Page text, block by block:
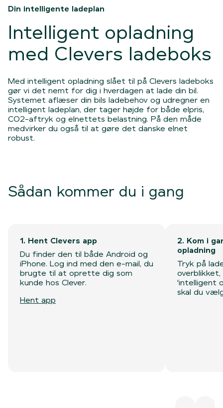
Din intelligente ladeplan
Intelligent opladning
med Clevers ladeboks
Med intelligent opladning slået til på Clevers ladeboks
gør vi det nemt for dig i hverdagen at lade din bil.
Systemet aflæser din bils ladebehov og udregner en
intelligent ladeplan, der tager højde for både elpris,
CO2-aftryk og elnettets belastning. På den måde
medvirker du også til at gøre det danske elnet
robust.
Sådan kommer du i gang
1. Hent Clevers app
Du finder den til både Android og
iPhone. Log ind med den e-mail, du
brugte til at oprette dig som
kunde hos Clever.
Hent app
2. Kom i
opladning
Tryk på
'intelligent
skal du